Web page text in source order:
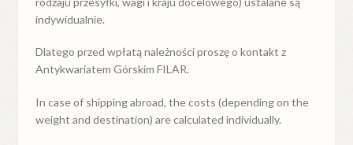
indywidualnie.
Dlatego przed wpłatą należności proszę o kontakt z
Antykwariatem Górskim FILAR.
In case of shipping abroad, the costs (depending on the
weight and destination) are calculated individually.